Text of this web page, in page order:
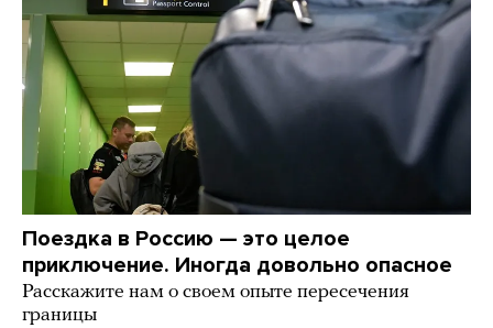
Поездка в Россию — это целое
приключение. Иногда довольно опасное
Расскажите нам о своем опыте пересечения
границы